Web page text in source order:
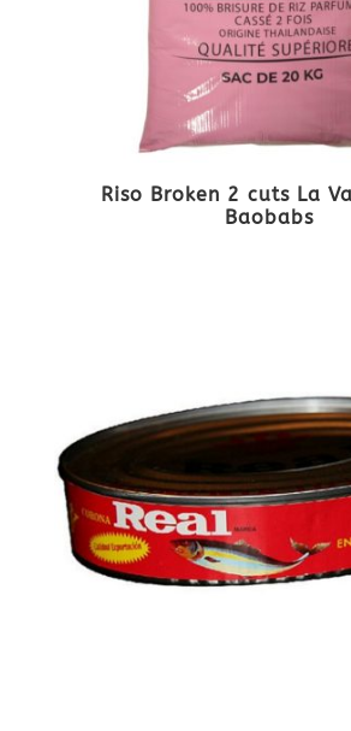
Riso Broken 2 cuts La
Baobabs